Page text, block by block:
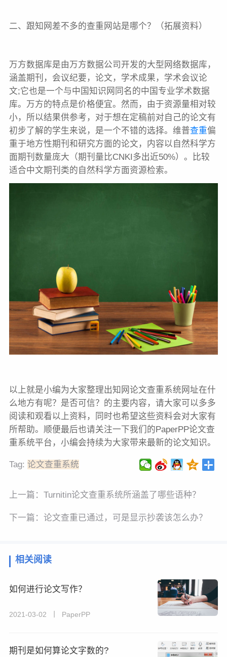
二、跟知网差不多的查重网站是哪个？（拓展资料）
万方数据库是由万方数据公司开发的大型网络数据库，
涵盖期刊，会议纪要，论文，学术成果，学术会议论
文;它也是一个与中国知识网同名的中国专业学术数据
库。万方的特点是价格便宜。然而，由于资源量相对较
小，所以结果供参考，对于想在定稿前对自己的论文有
初步了解的学生来说，是一个不错的选择。维普查重偏
重于地方性期刊和研究方面的论文，内容以自然科学方
面期刊数量庞大（期刊量比CNKI多出近50%）。比较
适合中文期刊类的自然科学方面资源检索。
以上就是小编为大家整理出知网论文查重系统网址在什
么地方有呢？是否可信？的主要内容，请大家可以多多
阅读和观看以上资料，同时也希望这些资料会对大家有
所帮助。顺便最后也请关注一下我们的PaperPP论文查
重系统平台，小编会持续为大家带来最新的论文知识。
Tag: 论文查重系统
上一篇： Turnitin论文查重系统所涵盖了哪些语种？
下一篇： 论文查重已通过，可是显示抄袭该怎么办？
相关阅读
如何进行论文写作？
2021-03-02 丨 PaperPP
期刊是如何算论文字数的?